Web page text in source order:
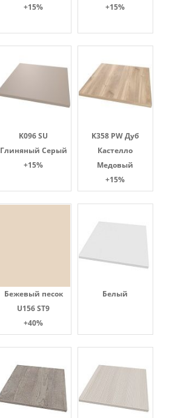
+15%
+15%
K096 SU
Глиняный Серый
+15%
K358 PW Дуб
Кастелло
Медовый
+15%
Бежевый песок
U156 ST9
+40%
Белый